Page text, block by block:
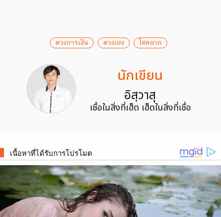
ดวงการเงิน ดวงเฮง โชคลาภ
นักเขียน
อิสฺวาสุ
เชื่อในสิ่งที่เฮ็ด เฮ็ดในสิ่งที่เชื่อ
เนื้อหาที่ได้รับการโปรโมต